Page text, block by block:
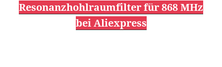
Resonanzhohlraumfilter für 868 MHz
bei Aliexpress